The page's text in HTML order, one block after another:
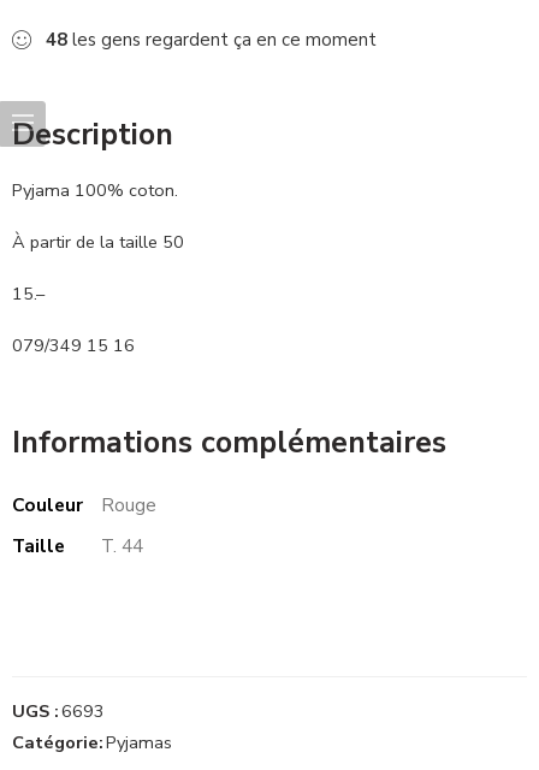
48 les gens regardent ça en ce moment
Description
Pyjama 100% coton.
À partir de la taille 50
15.–
079/349 15 16
Informations complémentaires
Couleur
Rouge
Taille
T. 44
UGS :6693
Catégorie:Pyjamas